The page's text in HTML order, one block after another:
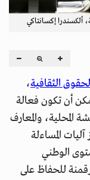
ألكسندرا إكسانتاكي
الثقافية،
أن تكون فعالة
المحلية، والمعارف
آليات المساءلة
الوطني
للحفاظ على